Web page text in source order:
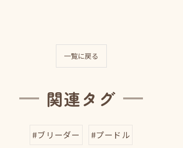
一覧に戻る
関連タグ
#ブリーダー #プードル